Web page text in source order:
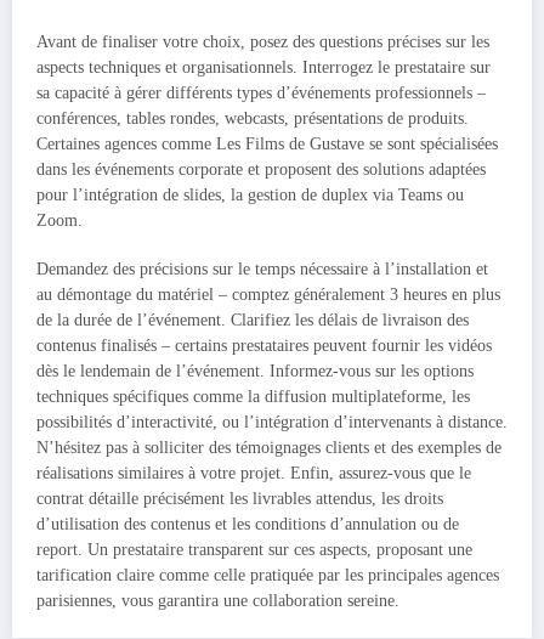
Avant de finaliser votre choix, posez des questions précises sur les
aspects techniques et organisationnels. Interrogez le prestataire sur
sa capacité à gérer différents types d’événements professionnels –
conférences, tables rondes, webcasts, présentations de produits.
Certaines agences comme Les Films de Gustave se sont spécialisées
dans les événements corporate et proposent des solutions adaptées
pour l’intégration de slides, la gestion de duplex via Teams ou
Zoom.
Demandez des précisions sur le temps nécessaire à l’installation et
au démontage du matériel – comptez généralement 3 heures en plus
de la durée de l’événement. Clarifiez les délais de livraison des
contenus finalisés – certains prestataires peuvent fournir les vidéos
dès le lendemain de l’événement. Informez-vous sur les options
techniques spécifiques comme la diffusion multiplateforme, les
possibilités d’interactivité, ou l’intégration d’intervenants à distance.
N’hésitez pas à solliciter des témoignages clients et des exemples de
réalisations similaires à votre projet. Enfin, assurez-vous que le
contrat détaille précisément les livrables attendus, les droits
d’utilisation des contenus et les conditions d’annulation ou de
report. Un prestataire transparent sur ces aspects, proposant une
tarification claire comme celle pratiquée par les principales agences
parisiennes, vous garantira une collaboration sereine.